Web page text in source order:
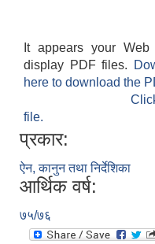
It appears your
display PDF files.
here to download the
file.
प्रकार:
ऐन, कानुन तथा निर्देशिका
आर्थिक वर्ष:
७५/७६